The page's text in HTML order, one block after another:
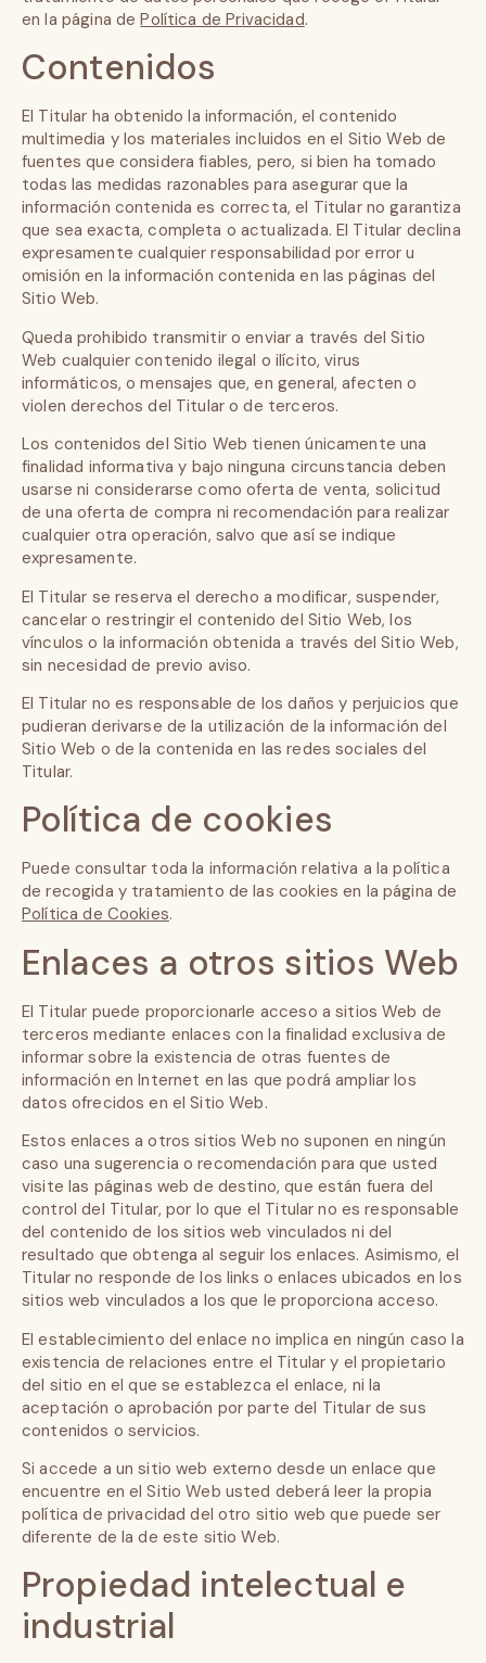
en la página dePolítica de Privacidad.
Contenidos
El Titular ha obtenido la información, el contenido
multimedia y los materiales incluidos en el Sitio Web de
fuentes que considera fiables, pero, si bien ha tomado
todas las medidas razonables para asegurar que la
información contenida es correcta, el Titular no garantiza
que sea exacta, completa o actualizada. El Titular declina
expresamente cualquier responsabilidad por error u
omisión en la información contenida en las páginas del
Sitio Web.
Queda prohibido transmitir o enviar a través del Sitio
Web cualquier contenido ilegal o ilícito, virus
informáticos, o mensajes que, en general, afecten o
violen derechos del Titular o de terceros.
Los contenidos del Sitio Web tienen únicamente una
finalidad informativa y bajo ninguna circunstancia deben
usarse ni considerarse como oferta de venta, solicitud
de una oferta de compra ni recomendación para realizar
cualquier otra operación, salvo que así se indique
expresamente.
El Titular se reserva el derecho a modificar, suspender,
cancelar o restringir el contenido del Sitio Web, los
vínculos o la información obtenida a través del Sitio Web,
sin necesidad de previo aviso.
El Titular no es responsable de los daños y perjuicios que
pudieran derivarse de la utilización de la información del
Sitio Web o de la contenida en las redes sociales del
Titular.
Política de cookies
Puede consultar toda la información relativa a la política
de recogida y tratamiento de las cookies en la página de
Política de Cookies.
Enlaces a otros sitios Web
El Titular puede proporcionarle acceso a sitios Web de
terceros mediante enlaces con la finalidad exclusiva de
informar sobre la existencia de otras fuentes de
información en Internet en las que podrá ampliar los
datos ofrecidos en el Sitio Web.
Estos enlaces a otros sitios Web no suponen en ningún
caso una sugerencia o recomendación para que usted
visite las páginas web de destino, que están fuera del
control del Titular, por lo que el Titular no es responsable
del contenido de los sitios web vinculados ni del
resultado que obtenga al seguir los enlaces. Asimismo, el
Titular no responde de los links o enlaces ubicados en los
sitios web vinculados a los que le proporciona acceso.
El establecimiento del enlace no implica en ningún caso la
existencia de relaciones entre el Titular y el propietario
del sitio en el que se establezca el enlace, ni la
aceptación o aprobación por parte del Titular de sus
contenidos o servicios.
Si accede a un sitio web externo desde un enlace que
encuentre en el Sitio Web usted deberá leer la propia
política de privacidad del otro sitio web que puede ser
diferente de la de este sitio Web.
Propiedad intelectual e
industrial